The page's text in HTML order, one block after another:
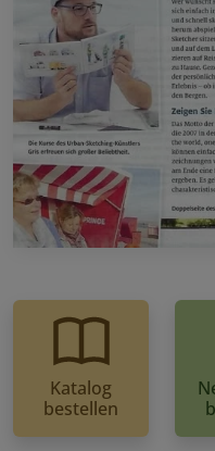
Katalog
bestellen